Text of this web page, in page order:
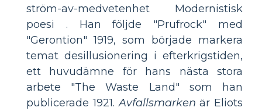
ström-av-medvetenhet Modernistisk
poesi . Han följde "Prufrock" med
"Gerontion" 1919, som började markera
temat desillusionering i efterkrigstiden,
ett huvudämne för hans nästa stora
arbete "The Waste Land" som han
publicerade 1921.Avfallsmarken är Eliots